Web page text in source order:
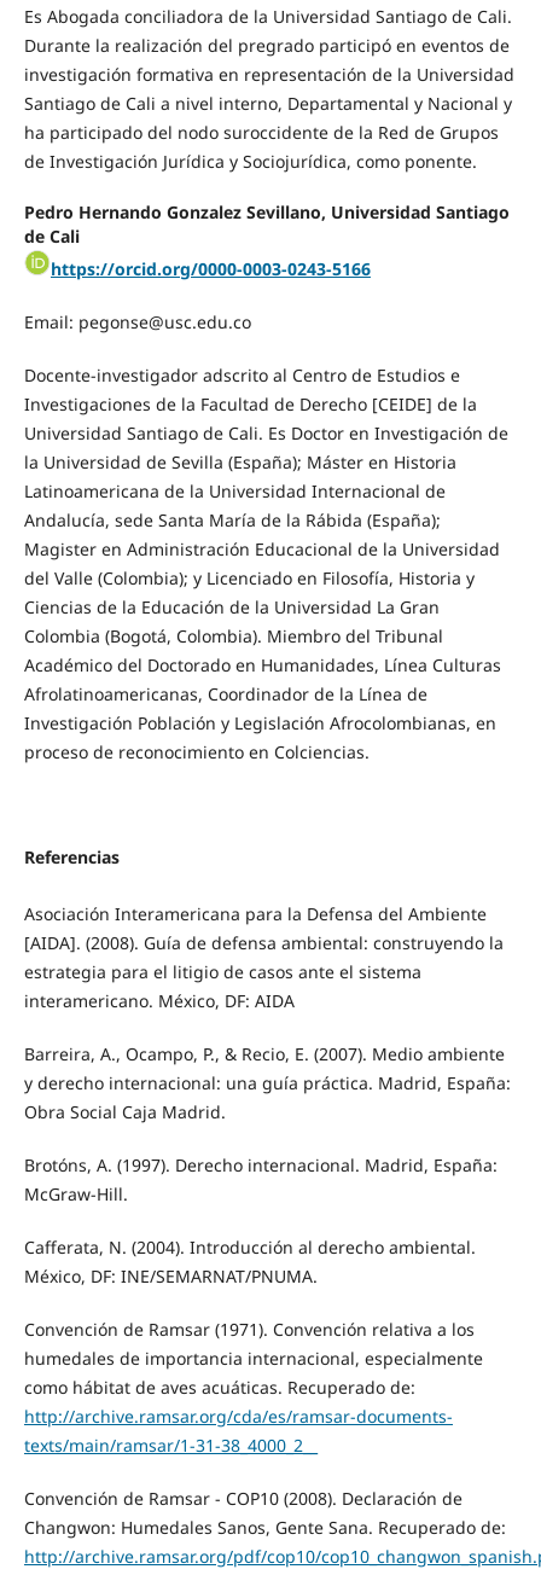
Es Abogada conciliadora de la Universidad Santiago de Cali.
Durante la realización del pregrado participó en eventos de
investigación formativa en representación de la Universidad
Santiago de Cali a nivel interno, Departamental y Nacional y
ha participado del nodo suroccidente de la Red de Grupos
de Investigación Jurídica y Sociojurídica, como ponente.
Pedro Hernando Gonzalez Sevillano, Universidad Santiago
de Cali
https://orcid.org/0000-0003-0243-5166
Email: pegonse@usc.edu.co
Docente-investigador adscrito al Centro de Estudios e
Investigaciones de la Facultad de Derecho [CEIDE] de la
Universidad Santiago de Cali. Es Doctor en Investigación de
la Universidad de Sevilla (España); Máster en Historia
Latinoamericana de la Universidad Internacional de
Andalucía, sede Santa María de la Rábida (España);
Magister en Administración Educacional de la Universidad
del Valle (Colombia); y Licenciado en Filosofía, Historia y
Ciencias de la Educación de la Universidad La Gran
Colombia (Bogotá, Colombia). Miembro del Tribunal
Académico del Doctorado en Humanidades, Línea Culturas
Afrolatinoamericanas, Coordinador de la Línea de
Investigación Población y Legislación Afrocolombianas, en
proceso de reconocimiento en Colciencias.
Referencias
Asociación Interamericana para la Defensa del Ambiente
[AIDA]. (2008). Guía de defensa ambiental: construyendo la
estrategia para el litigio de casos ante el sistema
interamericano. México, DF: AIDA
Barreira, A., Ocampo, P., & Recio, E. (2007). Medio ambiente
y derecho internacional: una guía práctica. Madrid, España:
Obra Social Caja Madrid.
Brotóns, A. (1997). Derecho internacional. Madrid, España:
McGraw-Hill.
Cafferata, N. (2004). Introducción al derecho ambiental.
México, DF: INE/SEMARNAT/PNUMA.
Convención de Ramsar (1971). Convención relativa a los
humedales de importancia internacional, especialmente
como hábitat de aves acuáticas. Recuperado de:
http://archive.ramsar.org/cda/es/ramsar-documents-
texts/main/ramsar/1-31-38_4000_2__
Convención de Ramsar - COP10 (2008). Declaración de
Changwon: Humedales Sanos, Gente Sana. Recuperado de:
http://archive.ramsar.org/pdf/cop10/